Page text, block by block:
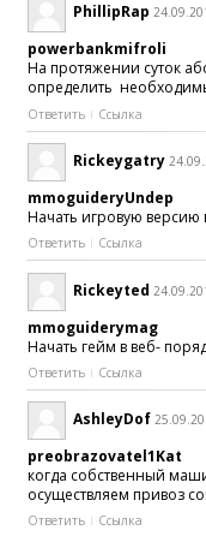
PhillipRap
powerbankmifroli
На протяжении суток
определить
Ответить Ссылка
Rickeygatry
mmoguideryUndep
Начать игровую
Ответить Ссылка
Rickeyted
mmoguiderymag
Начать гейм в веб-
Ответить Ссылка
AshleyDof
preobrazovatel1Kat
когда собственный
осуществляем привоз
Ответить Ссылка